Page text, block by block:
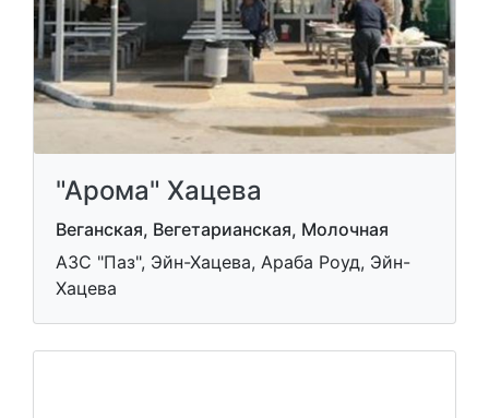
"Арома" Хацева
Веганская, Вегетарианская, Молочная
АЗС "Паз", Эйн-Хацева, Араба Роуд, Эйн-
Хацева